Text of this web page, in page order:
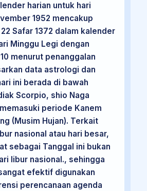
harian untuk hari
1952 mencakup
Safar 1372 dalam kalender
Minggu Legi dengan
menurut penanggalan
data astrologi dan
ini berada di bawah
Scorpio, shio Naga
periode Kanem
(Musim Hujan). Terkait
nasional atau hari besar,
sebagai Tanggal ini bukan
libur nasional., sehingga
efektif digunakan
perencanaan agenda